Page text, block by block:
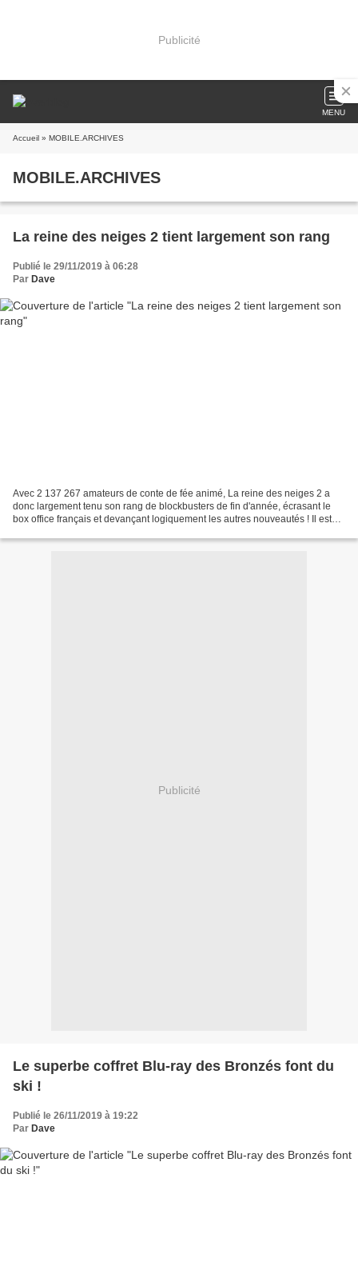
Publicité
MENU
Accueil » MOBILE.ARCHIVES
MOBILE.ARCHIVES
La reine des neiges 2 tient largement son rang
Publié le 29/11/2019 à 06:28
Par Dave
Avec 2 137 267 amateurs de conte de fée animé, La reine des neiges 2 a
donc largement tenu son rang de blockbusters de fin d'année, écrasant le
box office français et devançant logiquement les autres nouveautés ! Il est
Publicité
Le superbe coffret Blu-ray des Bronzés font du
ski !
Publié le 26/11/2019 à 19:22
Par Dave